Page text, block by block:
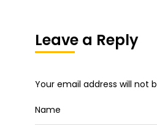
Leave a Reply
Your email address will not
Name